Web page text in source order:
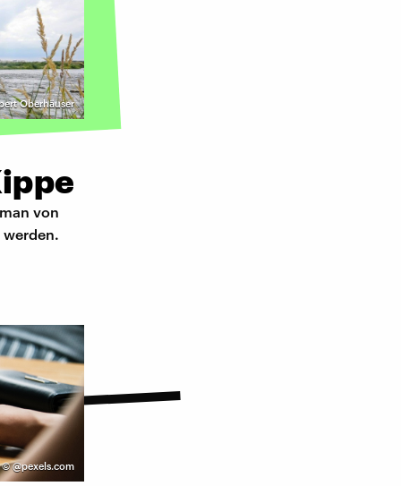
Oberhäuser
von
©@pexels.com